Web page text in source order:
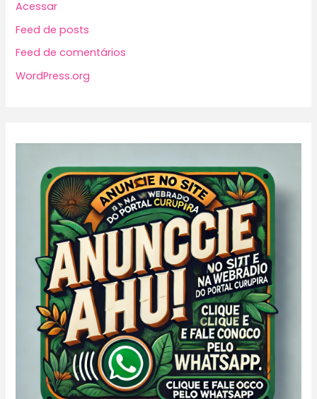
Acessar
Feed de posts
Feed de comentários
WordPress.org